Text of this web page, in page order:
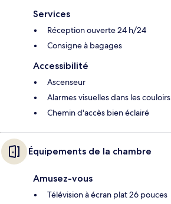
Services
Réception ouverte 24 h/24
Consigne à bagages
Accessibilité
Ascenseur
Alarmes visuelles dans les couloirs
Chemin d'accès bien éclairé
Équipements de la chambre
Amusez-vous
Télévision à écran plat 26 pouces